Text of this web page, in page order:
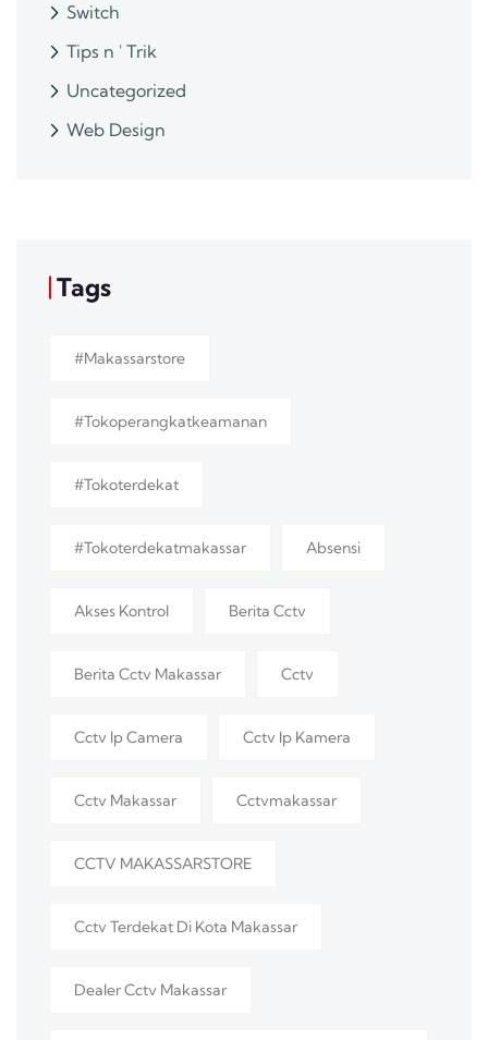
Switch
Tips n ' Trik
Uncategorized
Web Design
Tags
#makassarstore
#tokoperangkatkeamanan
#tokoterdekat
#tokoterdekatmakassar Absensi
Akses Kontrol Berita Cctv
Berita Cctv Makassar Cctv
Cctv Ip Camera Cctv Ip Kamera
Cctv Makassar Cctvmakassar
CCTV MAKASSARSTORE
Cctv Terdekat Di Kota Makassar
Dealer Cctv Makassar